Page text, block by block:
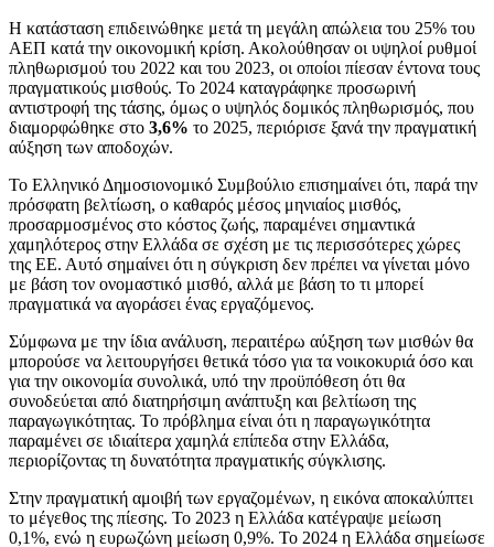
Η κατάσταση επιδεινώθηκε μετά τη μεγάλη απώλεια του 25% του
ΑΕΠ κατά την οικονομική κρίση. Ακολούθησαν οι υψηλοί ρυθμοί
πληθωρισμού του 2022 και του 2023, οι οποίοι πίεσαν έντονα τους
πραγματικούς μισθούς. Το 2024 καταγράφηκε προσωρινή
αντιστροφή της τάσης, όμως ο υψηλός δομικός πληθωρισμός, που
διαμορφώθηκε στο 3,6% το 2025, περιόρισε ξανά την πραγματική
αύξηση των αποδοχών.
Το Ελληνικό Δημοσιονομικό Συμβούλιο επισημαίνει ότι, παρά την
πρόσφατη βελτίωση, ο καθαρός μέσος μηνιαίος μισθός,
προσαρμοσμένος στο κόστος ζωής, παραμένει σημαντικά
χαμηλότερος στην Ελλάδα σε σχέση με τις περισσότερες χώρες
της ΕΕ. Αυτό σημαίνει ότι η σύγκριση δεν πρέπει να γίνεται μόνο
με βάση τον ονομαστικό μισθό, αλλά με βάση το τι μπορεί
πραγματικά να αγοράσει ένας εργαζόμενος.
Σύμφωνα με την ίδια ανάλυση, περαιτέρω αύξηση των μισθών θα
μπορούσε να λειτουργήσει θετικά τόσο για τα νοικοκυριά όσο και
για την οικονομία συνολικά, υπό την προϋπόθεση ότι θα
συνοδεύεται από διατηρήσιμη ανάπτυξη και βελτίωση της
παραγωγικότητας. Το πρόβλημα είναι ότι η παραγωγικότητα
παραμένει σε ιδιαίτερα χαμηλά επίπεδα στην Ελλάδα,
περιορίζοντας τη δυνατότητα πραγματικής σύγκλισης.
Στην πραγματική αμοιβή των εργαζομένων, η εικόνα αποκαλύπτει
το μέγεθος της πίεσης. Το 2023 η Ελλάδα κατέγραψε μείωση
0,1%, ενώ η ευρωζώνη μείωση 0,9%. Το 2024 η Ελλάδα σημείωσε